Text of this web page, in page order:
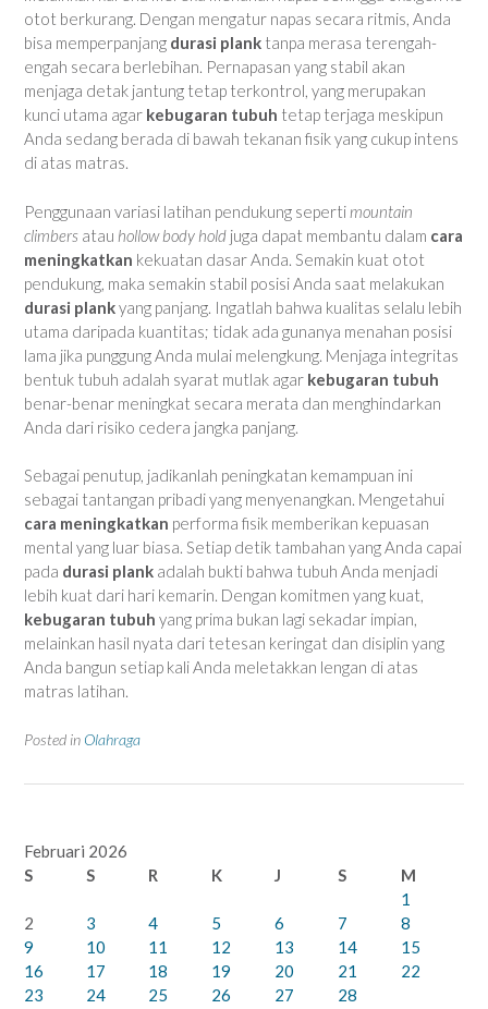
otot berkurang. Dengan mengatur napas secara ritmis, Anda
bisa memperpanjang durasi plank tanpa merasa terengah-
engah secara berlebihan. Pernapasan yang stabil akan
menjaga detak jantung tetap terkontrol, yang merupakan
kunci utama agar kebugaran tubuh tetap terjaga meskipun
Anda sedang berada di bawah tekanan fisik yang cukup intens
di atas matras.
Penggunaan variasi latihan pendukung seperti mountain
climbers atau hollow body hold juga dapat membantu dalam cara
meningkatkan kekuatan dasar Anda. Semakin kuat otot
pendukung, maka semakin stabil posisi Anda saat melakukan
durasi plankyang panjang. Ingatlah bahwa kualitas selalu lebih
utama daripada kuantitas; tidak ada gunanya menahan posisi
lama jika punggung Anda mulai melengkung. Menjaga integritas
bentuk tubuh adalah syarat mutlak agar kebugaran tubuh
benar-benar meningkat secara merata dan menghindarkan
Anda dari risiko cedera jangka panjang.
Sebagai penutup, jadikanlah peningkatan kemampuan ini
sebagai tantangan pribadi yang menyenangkan. Mengetahui
cara meningkatkan performa fisik memberikan kepuasan
mental yang luar biasa. Setiap detik tambahan yang Anda capai
pada durasi plank adalah bukti bahwa tubuh Anda menjadi
lebih kuat dari hari kemarin. Dengan komitmen yang kuat,
kebugaran tubuh yang prima bukan lagi sekadar impian,
melainkan hasil nyata dari tetesan keringat dan disiplin yang
Anda bangun setiap kali Anda meletakkan lengan di atas
matras latihan.
Posted in Olahraga
Februari 2026
S
S R K J S
M
1
2
3 4 5 6 7
8
9
10 11 12 13 14
15
16
17 18 19 20 21
22
23
24 25 26 27 28